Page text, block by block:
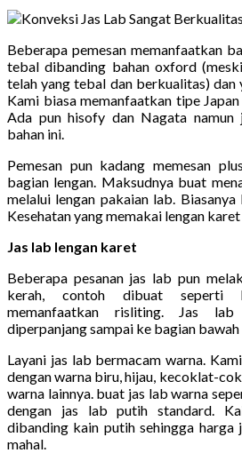
Beberapa pemesan memanfaatkan
tebal dibanding bahan oxford
telah yang tebal dan berkualitas) dan
Kami biasa memanfaatkan tipe
Ada pun hisofy dan Nagata namun
bahan ini.
Pemesan pun kadang memesan
bagian lengan. Maksudnya buat
melalui lengan pakaian lab. Biasanya
Kesehatan yang memakai lengan karet
Jas lab lengan karet
Beberapa pesanan jas lab pun
kerah, contoh dibuat seperti
memanfaatkan risliting. Jas
diperpanjang sampai ke bagian bawah
Layani jas lab bermacam warna.
dengan warna biru, hijau, kecoklat-
warna lainnya. buat jas lab warna
dengan jas lab putih standard.
dibanding kain putih sehingga harga
mahal.